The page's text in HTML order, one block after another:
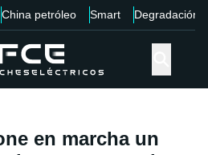
China petróleo Smart Degradación
en marcha un